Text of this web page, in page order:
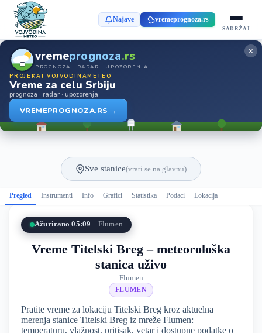
Najave vremeprognoza.rs
SADRŽAJ
vremeprognoza.rs
PROGNOZA · RADAR · UPOZORENJA
PROJEKAT VOJVODINAMETEO
Vreme za celu Srbiju
prognoza · radar · upozorenja
VREMEPROGNOZA.RS →
×
Sve stanice(vrati se na glavnu)
Pregled Instrumenti Info Grafici Statistika Podaci Lokacija
Ažurirano 05:09 Flumen
Vreme Titelski Breg – meteorološka
stanica uživo
Flumen
FLUMEN
Pratite vreme za lokaciju Titelski Breg kroz aktuelna
merenja stanice Titelski Breg iz mreže Flumen:
temperaturu, vlažnost, pritisak, vetar i dostupne podatke o